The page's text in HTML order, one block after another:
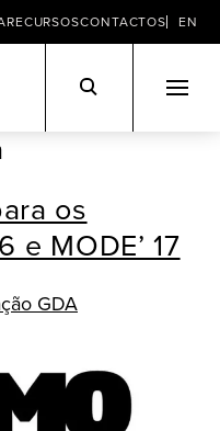
RECURSOSCONTACTOS EN
os
e MODE’ 17
GDA